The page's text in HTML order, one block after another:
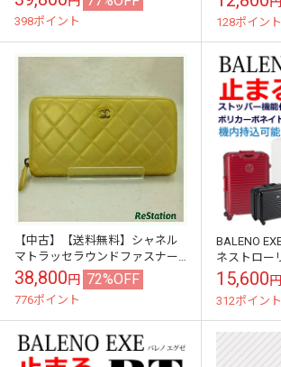
398ポイント 128ポイント
【中古】【送料無料】シャネル
マトラッセラウンドファスナー
長財布ラムスキンゴールド
A50097
38,800円 72%OFF
776ポイント
BALENO
ネストロー
会員様ご優
15,600円
312ポイント